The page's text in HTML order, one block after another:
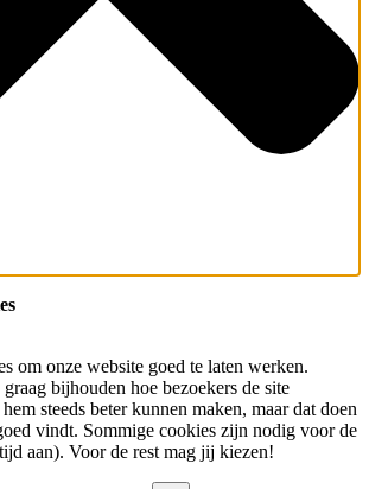
om onze website goed te laten werken.
bijhouden hoe bezoekers de site
steeds beter kunnen maken, maar dat doen
vindt. Sommige cookies zijn nodig voor de
aan). Voor de rest mag jij kiezen!